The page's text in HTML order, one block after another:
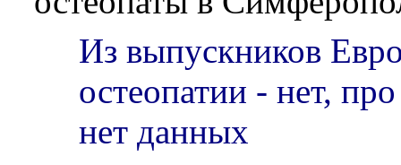
Из выпускников
остеопатии - нет,
нет данных